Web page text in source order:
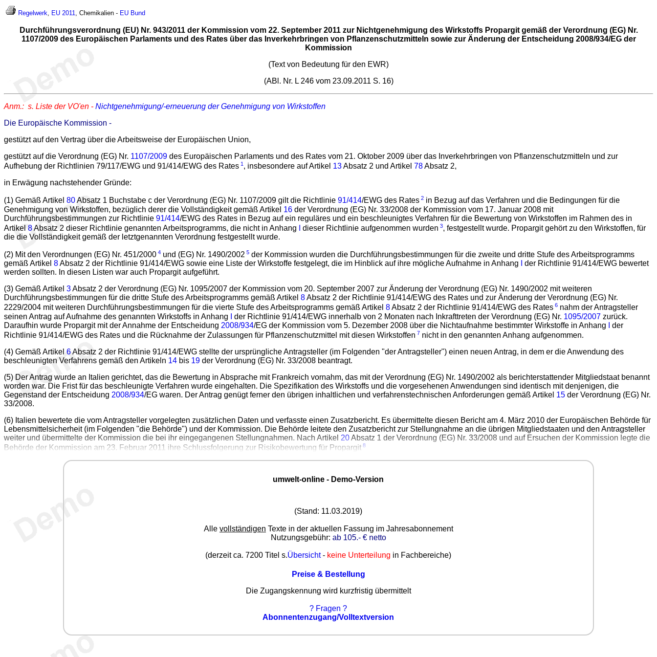
Regelwerk, EU 2011, Chemikalien - EU Bund
Durchführungsverordnung (EU) Nr. 943/2011 der Kommission vom 22. September 2011 zur Nichtgenehmigung des Wirkstoffs Propargit gemäß der Verordnung (EG) Nr.
1107/2009 des Europäischen Parlaments und des Rates über das Inverkehrbringen von Pflanzenschutzmitteln sowie zur Änderung der Entscheidung 2008/934/EG der
Kommission
(Text von Bedeutung für den EWR)
(ABl. Nr. L 246 vom 23.09.2011 S. 16)
Anm.: s. Liste der VO'en - Nichtgenehmigung/-erneuerung der Genehmigung von Wirkstoffen
Die Europäische Kommission -
gestützt auf den Vertrag über die Arbeitsweise der Europäischen Union,
gestützt auf die Verordnung (EG) Nr. 1107/2009 des Europäischen Parlaments und des Rates vom 21. Oktober 2009 über das Inverkehrbringen von Pflanzenschutzmitteln und zur
Aufhebung der Richtlinien 79/117/EWG und 91/414/EWG des Rates 1 , insbesondere auf Artikel 13Absatz 2 und Artikel 78Absatz 2,
in Erwägung nachstehender Gründe:
(1) Gemäß Artikel 80Absatz 1 Buchstabe c der Verordnung (EG) Nr. 1107/2009 gilt die Richtlinie 91/414/EWG des Rates 2 in Bezug auf das Verfahren und die Bedingungen für die
Genehmigung von Wirkstoffen, bezüglich derer die Vollständigkeit gemäß Artikel 16 der Verordnung (EG) Nr. 33/2008 der Kommission vom 17. Januar 2008 mit
Durchführungsbestimmungen zur Richtlinie 91/414/EWG des Rates in Bezug auf ein reguläres und ein beschleunigtes Verfahren für die Bewertung von Wirkstoffen im Rahmen des in
Artikel 8Absatz 2 dieser Richtlinie genannten Arbeitsprogramms, die nicht in Anhang dieser Richtlinie aufgenommen wurden 3, festgestellt wurde. Propargit gehört zu den Wirkstoffen, für
die die Vollständigkeit gemäß der letztgenannten Verordnung festgestellt wurde.
(2) Mit den Verordnungen (EG) Nr. 451/2000 4 und (EG) Nr. 1490/2002 5 der Kommission wurden die Durchführungsbestimmungen für die zweite und dritte Stufe des Arbeitsprogramms
gemäß Artikel 8Absatz 2 der Richtlinie 91/414/EWG sowie eine Liste der Wirkstoffe festgelegt, die im Hinblick auf ihre mögliche Aufnahme in Anhang
der Richtlinie 91/414/EWG bewertet
werden sollten. In diesen Listen war auch Propargit aufgeführt.
(3) Gemäß Artikel 3Absatz 2 der Verordnung (EG) Nr. 1095/2007 der Kommission vom 20. September 2007 zur Änderung der Verordnung (EG) Nr. 1490/2002 mit weiteren
Durchführungsbestimmungen für die dritte Stufe des Arbeitsprogramms gemäß Artikel 8Absatz 2 der Richtlinie 91/414/EWG des Rates und zur Änderung der Verordnung (EG) Nr.
2229/2004 mit weiteren Durchführungsbestimmungen für die vierte Stufe des Arbeitsprogramms gemäß Artikel 8Absatz 2 der Richtlinie 91/414/EWG des Rates 6 nahm der Antragsteller
seinen Antrag auf Aufnahme des genannten Wirkstoffs in Anhang
der Richtlinie 91/414/EWG innerhalb von 2 Monaten nach Inkrafttreten der Verordnung (EG) Nr. 1095/2007 zurück.
Daraufhin wurde Propargit mit der Annahme der Entscheidung 2008/934/EG der Kommission vom 5. Dezember 2008 über die Nichtaufnahme bestimmter Wirkstoffe in Anhang
der
Richtlinie 91/414/EWG des Rates und die Rücknahme der Zulassungen für Pflanzenschutzmittel mit diesen Wirkstoffen 7 nicht in den genannten Anhang aufgenommen.
(4) Gemäß Artikel 6Absatz 2 der Richtlinie 91/414/EWG stellte der ursprüngliche Antragsteller (im Folgenden "der Antragsteller") einen neuen Antrag, in dem er die Anwendung des
beschleunigten Verfahrens gemäß den Artikeln 14 bis 19 der Verordnung (EG) Nr. 33/2008 beantragt.
(5) Der Antrag wurde an Italien gerichtet, das die Bewertung in Absprache mit Frankreich vornahm, das mit der Verordnung (EG) Nr. 1490/2002 als berichterstattender Mitgliedstaat benannt
worden war. Die Frist für das beschleunigte Verfahren wurde eingehalten. Die Spezifikation des Wirkstoffs und die vorgesehenen Anwendungen sind identisch mit denjenigen, die
Gegenstand der Entscheidung 2008/934/EG waren. Der Antrag genügt ferner den übrigen inhaltlichen und verfahrenstechnischen Anforderungen gemäß Artikel 15 der Verordnung (EG) Nr.
33/2008.
(6) Italien bewertete die vom Antragsteller vorgelegten zusätzlichen Daten und verfasste einen Zusatzbericht. Es übermittelte diesen Bericht am 4. März 2010 der Europäischen Behörde für
Lebensmittelsicherheit (im Folgenden "die Behörde") und der Kommission. Die Behörde leitete den Zusatzbericht zur Stellungnahme an die übrigen Mitgliedstaaten und den Antragsteller
weiter und übermittelte der Kommission die bei ihr eingegangenen Stellungnahmen. Nach Artikel 20Absatz 1 der Verordnung (EG) Nr. 33/2008 und auf Ersuchen der Kommission legte die
Behörde der Kommission am 23. Februar 2011 ihre Schlussfolgerung zur Risikobewertung für Propargit 8
umwelt-online - Demo-Version
(Stand: 11.03.2019)
Alle vollständigen Texte in der aktuellen Fassung im Jahresabonnement
Nutzungsgebühr: ab 105.- € netto
(derzeit ca. 7200 Titel s.Übersicht- keine Unterteilung in Fachbereiche)
Preise & Bestellung
Die Zugangskennung wird kurzfristig übermittelt
? Fragen ?
Abonnentenzugang/Volltextversion